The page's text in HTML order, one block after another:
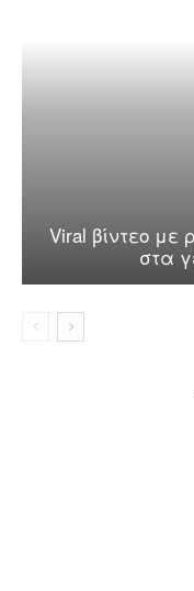
Viral βίντεο
στα